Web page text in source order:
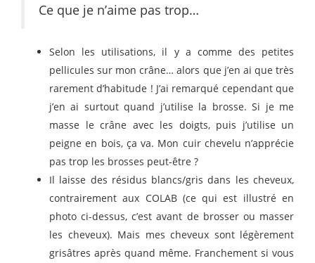
Ce que je n’aime pas trop…
Selon les utilisations, il y a comme des petites
pellicules sur mon crâne… alors que j’en ai que très
rarement d’habitude ! J’ai remarqué cependant que
j’en ai surtout quand j’utilise la brosse. Si je me
masse le crâne avec les doigts, puis j’utilise un
peigne en bois, ça va. Mon cuir chevelu n’apprécie
pas trop les brosses peut-être ?
Il laisse des résidus blancs/gris dans les cheveux,
contrairement aux COLAB (ce qui est illustré en
photo ci-dessus, c’est avant de brosser ou masser
les cheveux). Mais mes cheveux sont légèrement
grisâtres après quand même. Franchement si vous